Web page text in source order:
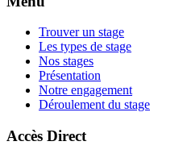
Trouver un stage
Les types de stage
Nos stages
Présentation
Notre engagement
Déroulement du stage
Accès Direct